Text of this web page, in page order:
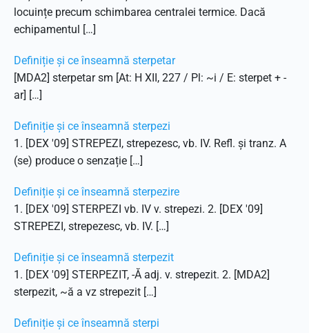
locuințe precum schimbarea centralei termice. Dacă
echipamentul […]
Definiție și ce înseamnă sterpetar
[MDA2] sterpetar sm [At: H XII, 227 / Pl: ~i / E: sterpet + -
ar] […]
Definiție și ce înseamnă sterpezi
1. [DEX '09] STREPEZI, strepezesc, vb. IV. Refl. și tranz. A
(se) produce o senzație […]
Definiție și ce înseamnă sterpezire
1. [DEX '09] STERPEZI vb. IV v. strepezi. 2. [DEX '09]
STREPEZI, strepezesc, vb. IV. […]
Definiție și ce înseamnă sterpezit
1. [DEX '09] STERPEZIT, -Ă adj. v. strepezit. 2. [MDA2]
sterpezit, ~ă a vz strepezit […]
Definiție și ce înseamnă sterpi